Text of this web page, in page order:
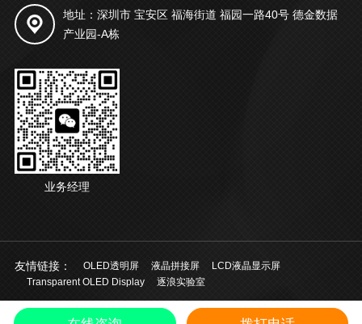
地址：深圳市 宝安区 福海街道 福园一路40号 德金数据
产业园-A栋
业务经理
友情链接： OLED透明屏 液晶拼接屏
LCD液晶显示屏
Transparent OLED Display
逐浪实验室
© 2021 深圳市起鸿科技有限公司 版权所有粤ICP备20028924号 中文/